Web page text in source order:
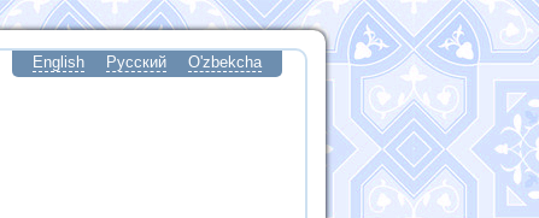
English Русский O'zbekcha